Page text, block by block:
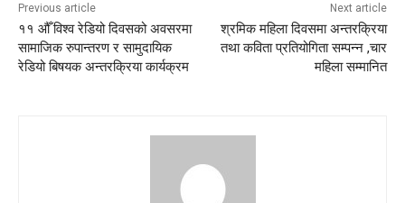
Previous article
११ औँ विश्व रेडियो दिवसको अवसरमा
सामाजिक रुपान्तरण र सामुदायिक
रेडियो बिषयक अन्तरक्रिया कार्यक्रम
Next article
श्रमिक महिला दिवसमा अन्तरक्रिया
तथा कविता प्रतियोगिता सम्पन्न ,चार
महिला सम्मानित